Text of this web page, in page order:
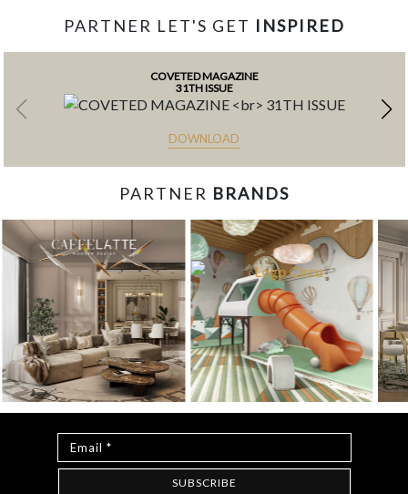
PARTNER LET'S GET INSPIRED
COVETED MAGAZINE
31TH ISSUE
DOWNLOAD
PARTNER BRANDS
item.hidden'); loadMoreBtn.addEventListener('click', () => { //
Mostra todos os itens ocultos items.forEach(item =>
item.classList.remove('hidden')); // Oculta o botão após revelar